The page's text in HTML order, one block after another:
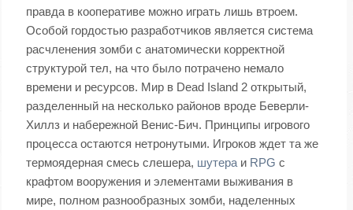
правда в кооперативе можно играть лишь втроем.
Особой гордостью разработчиков является система
расчленения зомби с анатомически корректной
структурой тел, на что было потрачено немало
времени и ресурсов. Мир в Dead Island 2 открытый,
разделенный на несколько районов вроде Беверли-
Хиллз и набережной Венис-Бич. Принципы игрового
процесса остаются нетронутыми. Игроков ждет та же
термоядерная смесь слешера, шутера и RPG с
крафтом вооружения и элементами выживания в
мире, полном разнообразных зомби, наделенных